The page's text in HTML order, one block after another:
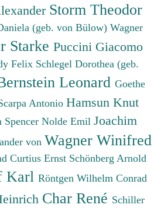
Storm Theodor
(geb. von Bülow) Wagner
Starke Puccini Giacomo
Felix Schlegel Dorothea (geb.
Leonard Goethe
Antonio Hamsun Knut
Nolde Emil Joachim
von Wagner Winifred
Curtius Ernst Schönberg Arnold
Karl Röntgen Wilhelm Conrad
Char René Schiller